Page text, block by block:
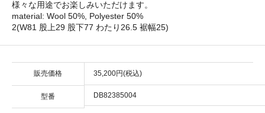
様々な用途でお楽しみいただけます。
material: Wool 50%, Polyester 50%
2(W81 股上29 股下77 わたり26.5 裾幅25)
販売価格 35,200円(税込)
型番 DB82385004